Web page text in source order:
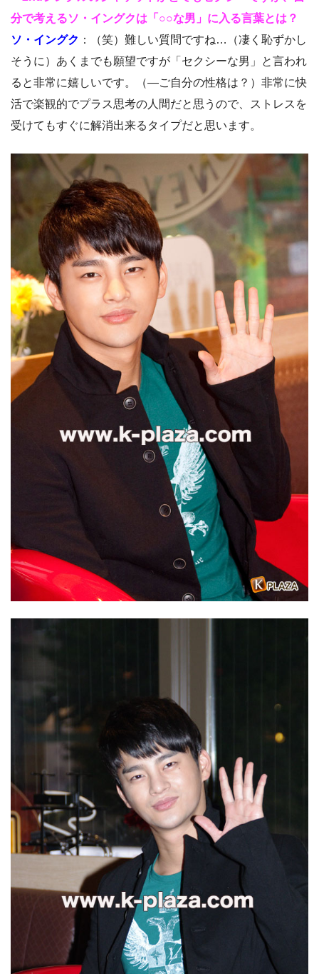
分で考えるソ・イングクは「○○な男」に入る言葉とは？
ソ・イングク ：（笑）難しい質問ですね…（凄く恥ずかし
そうに）あくまでも願望ですが「セクシーな男」と言われ
ると非常に嬉しいです。（―ご自分の性格は？）非常に快
活で楽観的でプラス思考の人間だと思うので、ストレスを
受けてもすぐに解消出来るタイプだと思います。